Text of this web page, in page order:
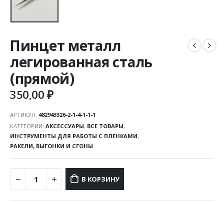
Пинцет металл
легированная сталь
(прямой)
350,00₽
АРТИКУЛ: 482943326-2-1-4-1-1-1
КАТЕГОРИИ: АКСЕССУАРЫ, ВСЕ ТОВАРЫ,
ИНСТРУМЕНТЫ ДЛЯ РАБОТЫ С ПЛЕНКАМИ,
РАКЕЛИ, ВЫГОНКИ И СГОНЫ
В КОРЗИНУ